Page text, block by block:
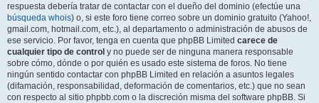
respuesta debería tratar de contactar con el dueño del dominio (efectúe una
búsqueda whois) o, si este foro tiene correo sobre un dominio gratuito (Yahoo!,
gmail.com, hotmail.com, etc.), al departamento o administración de abusos de
ese servicio. Por favor, tenga en cuenta que phpBB Limited carece de
cualquier tipo de control y no puede ser de ninguna manera responsable
sobre cómo, dónde o por quién es usado este sistema de foros. No tiene
ningún sentido contactar con phpBB Limited en relación a asuntos legales
(difamación, responsabilidad, deformación de comentarios, etc.) que no sean
con respecto al sitio phpbb.com o la discreción misma del software phpBB. Si